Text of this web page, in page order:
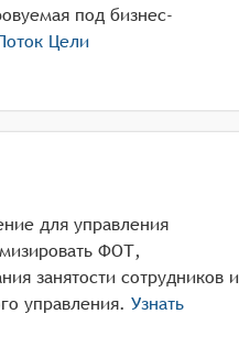
под бизнес-
Цели
для управления
ФОТ,
занятости сотрудников и
управления. Узнать